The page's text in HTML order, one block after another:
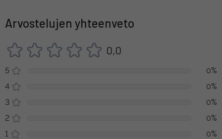
Arvostelujen yhteenveto
0,0
5
0%
4
0%
3
0%
2
0%
1
0%